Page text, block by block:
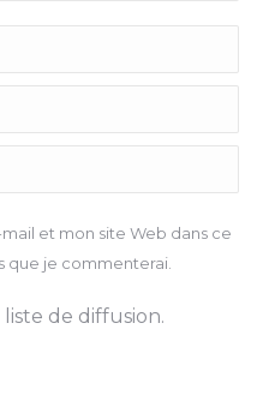
et mon site Web dans ce
que je commenterai.
de diffusion.